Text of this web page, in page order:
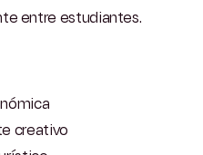
entre estudiantes.
creativo